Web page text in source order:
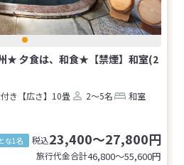
★ 夕食は、和食★【禁煙】和室(2
き 【広さ】10畳 2～5名
和室
な1名 税込23,400～27,800円
旅行代金合計46,800〜55,600円